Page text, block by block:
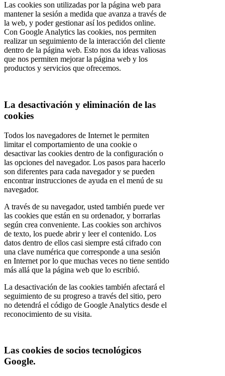
Las cookies son utilizadas por la página web para
mantener la sesión a medida que avanza a través de
la web, y poder gestionar así los pedidos online.
Con Google Analytics las cookies, nos permiten
realizar un seguimiento de la interacción del cliente
dentro de la página web. Esto nos da ideas valiosas
que nos permiten mejorar la página web y los
productos y servicios que ofrecemos.
La desactivación y eliminación de las
cookies
Todos los navegadores de Internet le permiten
limitar el comportamiento de una cookie o
desactivar las cookies dentro de la configuración o
las opciones del navegador. Los pasos para hacerlo
son diferentes para cada navegador y se pueden
encontrar instrucciones de ayuda en el menú de su
navegador.
A través de su navegador, usted también puede ver
las cookies que están en su ordenador, y borrarlas
según crea conveniente. Las cookies son archivos
de texto, los puede abrir y leer el contenido. Los
datos dentro de ellos casi siempre está cifrado con
una clave numérica que corresponde a una sesión
en Internet por lo que muchas veces no tiene sentido
más allá que la página web que lo escribió.
La desactivación de las cookies también afectará el
seguimiento de su progreso a través del sitio, pero
no detendrá el código de Google Analytics desde el
reconocimiento de su visita.
Las cookies de socios tecnológicos
Google.